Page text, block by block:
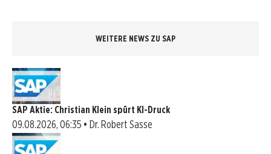
WEITERE NEWS ZU SAP
SAP Aktie: Christian Klein spürt KI-Druck
09.08.2026, 06:35 • Dr. Robert Sasse